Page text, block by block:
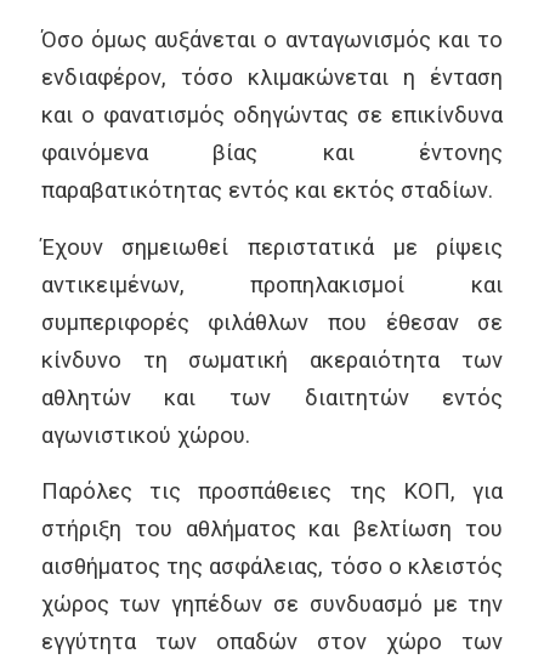
Όσο όμως αυξάνεται ο ανταγωνισμός και το
ενδιαφέρον, τόσο κλιμακώνεται η ένταση
και ο φανατισμός οδηγώντας σε επικίνδυνα
φαινόμενα βίας και έντονης
παραβατικότητας εντός και εκτός σταδίων.
Έχουν σημειωθεί περιστατικά με ρίψεις
αντικειμένων, προπηλακισμοί και
συμπεριφορές φιλάθλων που έθεσαν σε
κίνδυνο τη σωματική ακεραιότητα των
αθλητών και των διαιτητών εντός
αγωνιστικού χώρου.
Παρόλες τις προσπάθειες της ΚΟΠ, για
στήριξη του αθλήματος και βελτίωση του
αισθήματος της ασφάλειας, τόσο ο κλειστός
χώρος των γηπέδων σε συνδυασμό με την
εγγύτητα των οπαδών στον χώρο των